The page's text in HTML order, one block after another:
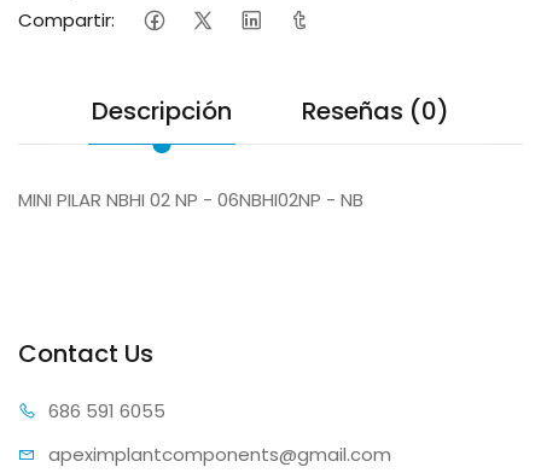
Compartir:
Descripción Reseñas (0)
MINI PILAR NBHI 02 NP - 06NBHI02NP - NB
Contact Us
686 591 6055
apeximplantcomponents@gmail.com